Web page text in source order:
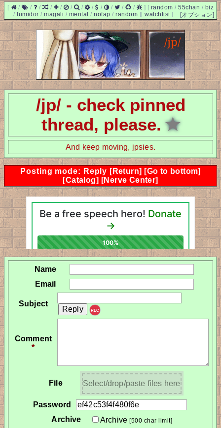
[ / / / / / / / / / / / / ] [ random /55chan / biz
/ lumidor / magali / mental / nofap / random ] [オプション]
[ watchlist ]
/jp/ - check pinned
thread, please. ★
And keep moving, jpsies.
Posting mode: Reply [Return] [Go to bottom]
[Catalog] [Nerve Center]
Name
Email
Subject
REC
Comment
*
File Select/drop/paste files here
Password
Archive
Archive[500 char limit]